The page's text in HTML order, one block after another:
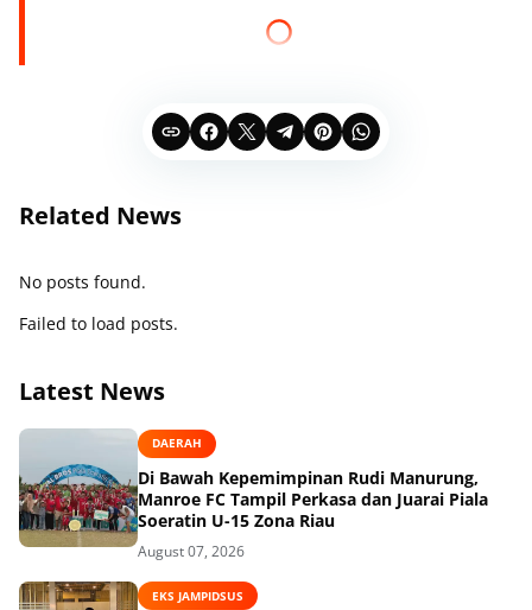
Related News
No posts found.
Failed to load posts.
Latest News
DAERAH
Di Bawah Kepemimpinan Rudi Manurung,
Manroe FC Tampil Perkasa dan Juarai Piala
Soeratin U-15 Zona Riau
August 07, 2026
EKS JAMPIDSUS